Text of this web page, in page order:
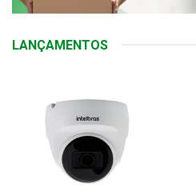
LANÇAMENTOS